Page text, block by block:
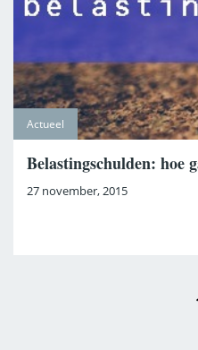
Actueel
Belastingschulden: hoe
27 november, 2015